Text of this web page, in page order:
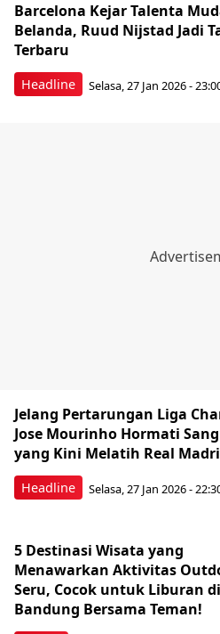
Headline
Barcelona Kejar Talenta
Belanda, Ruud Nijstad Jadi
Terbaru
Selasa, 27 Jan 2026 -
Headline
Jelang Pertarungan Liga
Jose Mourinho Hormati
yang Kini Melatih Real
Selasa, 27 Jan 2026 -
5 Destinasi Wisata yang
Menawarkan Aktivitas
Seru, Cocok untuk Liburan di
Bandung Bersama Teman!